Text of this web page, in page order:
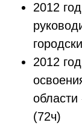
2012
2012
(72ч)